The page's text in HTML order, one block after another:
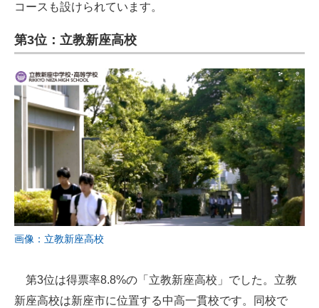
コースも設けられています。
第3位：立教新座高校
画像：立教新座高校
第3位は得票率8.8%の「立教新座高校」でした。立教
新座高校は新座市に位置する中高一貫校です。同校で